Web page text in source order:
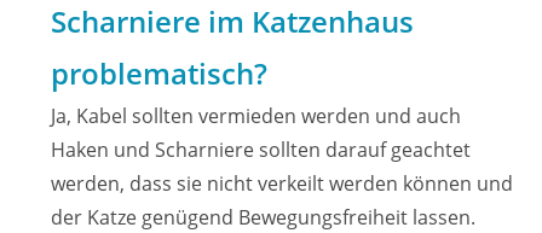
Scharniere im Katzenhaus
problematisch?
Ja, Kabel sollten vermieden werden und auch
Haken und Scharniere sollten darauf geachtet
werden, dass sie nicht verkeilt werden können und
der Katze genügend Bewegungsfreiheit lassen.